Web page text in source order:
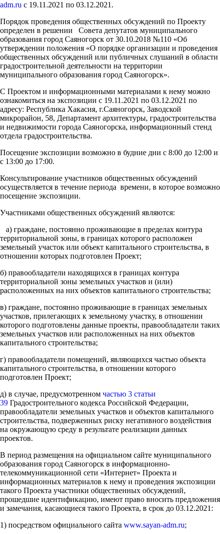
adm.ru с 19.11.2021 по 03.12.2021.
Порядок проведения общественных обсуждений по Проекту
определен в решении Совета депутатов муниципального
образования город Саяногорск от 30.10.2018 №110 «Об
утверждении положения «О порядке организации и проведения
общественных обсуждений или публичных слушаний в области
градостроительной деятельности на территории
муниципального образования город Саяногорск».
С Проектом и информационными материалами к нему можно
ознакомиться на экспозиции с 19.11.2021 по 03.12.2021 по
адресу: Республика Хакасия, г.Саяногорск, Заводской
микрорайон, 58, Департамент архитектуры, градостроительства
и недвижимости города Саяногорска, информационный стенд
отдела градостроительства.
Посещение экспозиции возможно в будние дни с 8:00 до 12:00 и
с 13:00 до 17:00.
Консультирование участников общественных обсуждений
осуществляется в течение периода времени, в которое возможно
посещение экспозиции.
Участниками общественных обсуждений являются:
а) граждане, постоянно проживающие в пределах контура
территориальной зоны, в границах которого расположен
земельный участок или объект капитального строительства, в
отношении которых подготовлен Проект;
б) правообладатели находящихся в границах контура
территориальной зоны земельных участков и (или)
расположенных на них объектов капитального строительства;
в) граждане, постоянно проживающие в границах земельных
участков, прилегающих к земельному участку, в отношении
которого подготовлены данные проекты, правообладатели таких
земельных участков или расположенных на них объектов
капитального строительства;
г) правообладатели помещений, являющихся частью объекта
капитального строительства, в отношении которого
подготовлен Проект;
д) в случае, предусмотренном частью 3 статьи
39 Градостроительного кодекса Российской Федерации,
правообладатели земельных участков и объектов капитального
строительства, подверженных риску негативного воздействия
на окружающую среду в результате реализации данных
проектов.
В период размещения на официальном сайте муниципального
образования город Саяногорск в информационно-
телекоммуникационной сети «Интернет» Проекта и
информационных материалов к нему и проведения экспозиции
такого Проекта участники общественных обсуждений,
прошедшие идентификацию, имеют право вносить предложения
и замечания, касающиеся такого Проекта, в срок до 03.12.2021:
1) посредством официального сайта www.sayan-adm.ru;